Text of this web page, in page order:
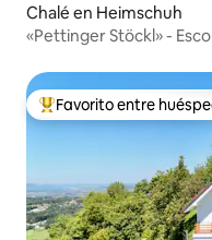
Chalé en Heimschuh
«Pettinger Stöckl» -
Favorito entre
Favorito entre